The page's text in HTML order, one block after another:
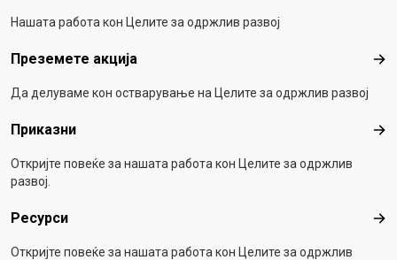
Нашата работа кон Целите за одржлив развој
Преземете акција
Да делуваме кон остварување на Целите за одржлив развој
Приказни
Откријте повеќе за нашата работа кон Целите за одржлив
развој.
Ресурси
Откријте повеќе за нашата работа кон Целите за одржлив